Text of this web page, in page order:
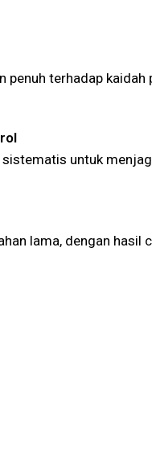
terhadap
untuk
lama, dengan hasil